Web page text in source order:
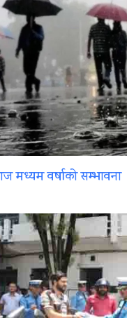
मध्यम वर्षाको सम्भावना